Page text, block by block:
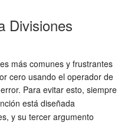
Divisiones
más comunes y frustrantes
cero usando el operador de
Para evitar esto, siempre
está diseñada
y su tercer argumento